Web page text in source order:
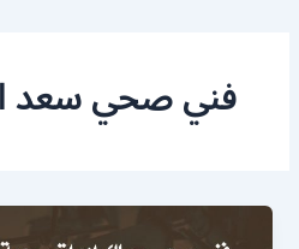
فني صحي سعد